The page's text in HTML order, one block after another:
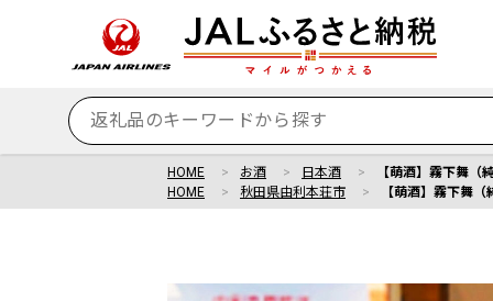
HOME お酒 日本酒
【萌酒】霧下舞（
HOME
秋田県由利本荘市 【萌酒】霧下舞